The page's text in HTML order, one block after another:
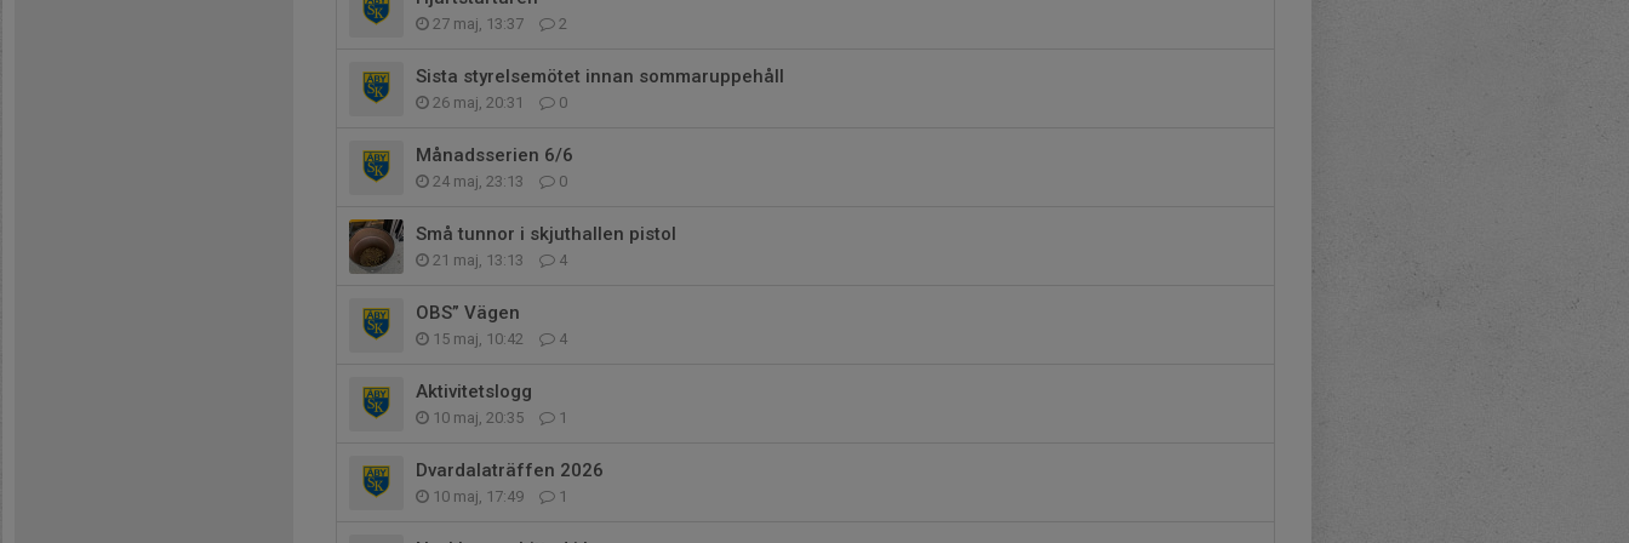
27 maj, 13:37 2
Sista styrelsemötet innan sommaruppehåll
26 maj, 20:31 0
Månadsserien 6/6
24 maj, 23:13 0
Små tunnor i skjuthallen pistol
21 maj, 13:13 4
OBS” Vägen
15 maj, 10:42 4
Aktivitetslogg
10 maj, 20:35 1
Dvardalaträffen 2026
10 maj, 17:49 1